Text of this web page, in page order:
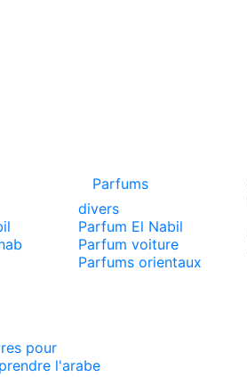
Parfums
divers
Parfum El Nabil
Parfum voiture
Parfums orientaux
pour
l'arabe